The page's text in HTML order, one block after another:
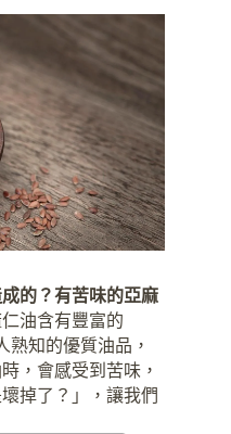
的？有苦味的亞麻
油含有豐富的
熟知的優質油品，
，會感受到苦味，
掉了？」，讓我們